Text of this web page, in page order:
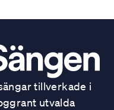
tillverkade i
utvalda